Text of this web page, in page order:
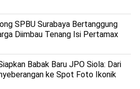
SPBU Surabaya Bertanggung
Diimbau Tenang Isi Pertamax
Babak Baru JPO Siola: Dari
ke Spot Foto Ikonik